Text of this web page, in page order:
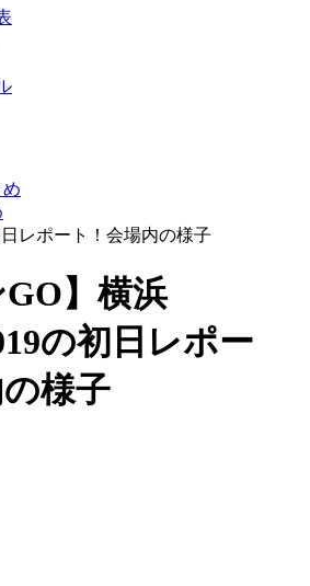
レポート！会場内の様子
GO】横浜
の初日レポー
の様子